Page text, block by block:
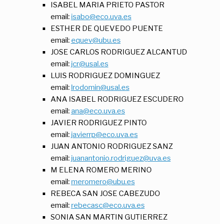
ISABEL MARIA PRIETO PASTOR
email: isabo@eco.uva.es
ESTHER DE QUEVEDO PUENTE
email: equev@ubu.es
JOSE CARLOS RODRIGUEZ ALCANTUD
email: jcr@usal.es
LUIS RODRIGUEZ DOMINGUEZ
email: lrodomin@usal.es
ANA ISABEL RODRIGUEZ ESCUDERO
email: ana@eco.uva.es
JAVIER RODRIGUEZ PINTO
email: javierrp@eco.uva.es
JUAN ANTONIO RODRIGUEZ SANZ
email: juanantonio.rodriguez@uva.es
M ELENA ROMERO MERINO
email: meromero@ubu.es
REBECA SAN JOSE CABEZUDO
email: rebecasc@eco.uva.es
SONIA SAN MARTIN GUTIERREZ